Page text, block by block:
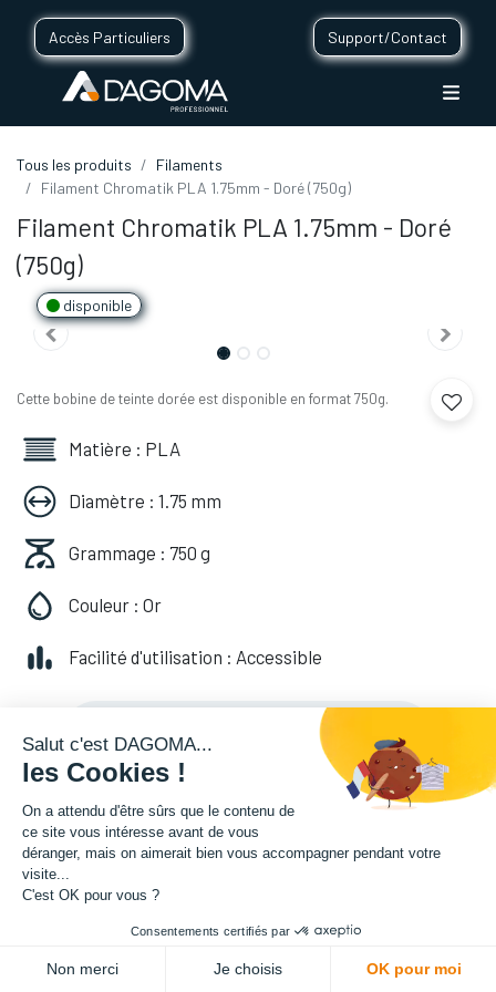
Accès Particuliers Support/Contact
Tous les produits
Filaments
Filament Chromatik PLA 1.75mm - Doré (750g)
Filament Chromatik PLA 1.75mm - Doré
(750g)
disponible
Cette bobine de teinte dorée est disponible en format 750g.
Matière : PLA
Diamètre : 1.75 mm
Grammage : 750 g
Couleur : Or
Facilité d'utilisation : Accessible
20,82€HT
(20,82 TVA comprise)
Salut c'est DAGOMA...
les Cookies !
On a attendu d'être sûrs que le contenu de
ce site vous intéresse avant de vous
déranger, mais on aimerait bien vous accompagner pendant votre
visite...
C'est OK pour vous ?
Consentements certifiés par
Non merci Je choisis OK pour moi